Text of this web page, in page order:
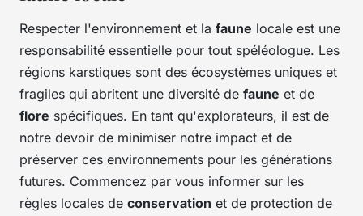
Respecter l'environnement et la faune locale est une
responsabilité essentielle pour tout spéléologue. Les
régions karstiques sont des écosystèmes uniques et
fragiles qui abritent une diversité de faune et de
flore spécifiques. En tant qu'explorateurs, il est de
notre devoir de minimiser notre impact et de
préserver ces environnements pour les générations
futures. Commencez par vous informer sur les
règles locales de conservation et de protection de